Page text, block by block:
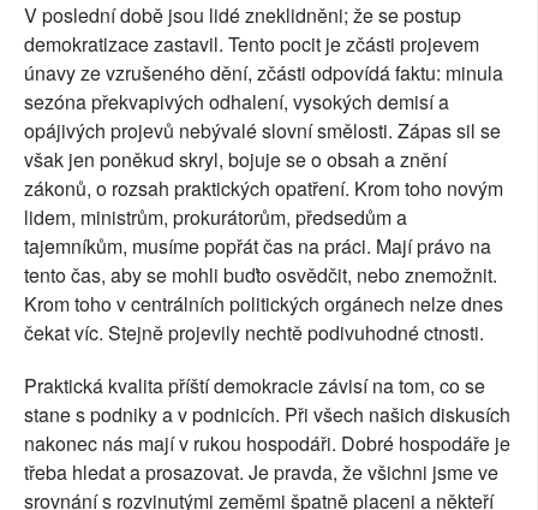
V poslední době jsou lidé zneklidněni; že se postup
demokratizace zastavil. Tento pocit je zčásti projevem
únavy ze vzrušeného dění, zčásti odpovídá faktu: minula
sezóna překvapivých odhalení, vysokých demisí a
opájivých projevů nebývalé slovní smělosti. Zápas sil se
však jen poněkud skryl, bojuje se o obsah a znění
zákonů, o rozsah praktických opatření. Krom toho novým
lidem, ministrům, prokurátorům, předsedům a
tajemníkům, musíme popřát čas na práci. Mají právo na
tento čas, aby se mohli buďto osvědčit, nebo znemožnit.
Krom toho v centrálních politických orgánech nelze dnes
čekat víc. Stejně projevily nechtě podivuhodné ctnosti.
Praktická kvalita příští demokracie závisí na tom, co se
stane s podniky a v podnicích. Při všech našich diskusích
nakonec nás mají v rukou hospodáři. Dobré hospodáře je
třeba hledat a prosazovat. Je pravda, že všichni jsme ve
srovnání s rozvinutými zeměmi špatně placeni a někteří